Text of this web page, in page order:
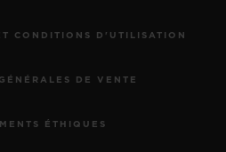
CONDITIONS D'UTILISATION
DE VENTE
ÉTHIQUES